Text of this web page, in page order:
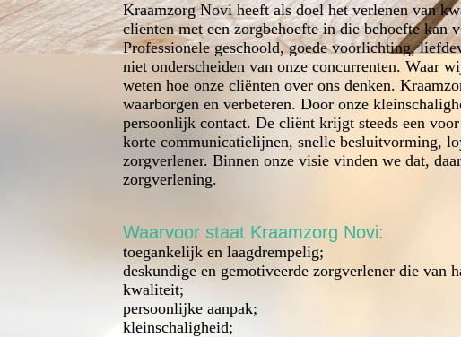
Kraamzorg Novi heeft als doel het verlenen van
clienten met een zorgbehoefte in die behoefte kan
Professionele geschoold, goede voorlichting,
niet onderscheiden van onze concurrenten. Waar
weten hoe onze cliënten over ons denken.
waarborgen en verbeteren. Door onze
persoonlijk contact. De cliënt krijgt steeds een
korte communicatielijnen, snelle besluitvorming,
zorgverlener. Binnen onze visie vinden we dat,
zorgverlening.
Waarvoor staat Kraamzorg Novi:
toegankelijk en laagdrempelig;
deskundige en gemotiveerde zorgverlener die van
kwaliteit;
persoonlijke aanpak;
kleinschaligheid;